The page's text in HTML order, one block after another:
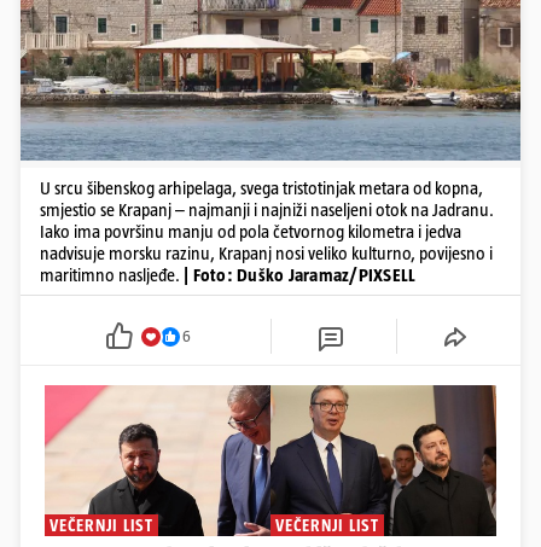
U srcu šibenskog arhipelaga, svega tristotinjak metara od kopna,
smjestio se Krapanj – najmanji i najniži naseljeni otok na Jadranu.
Iako ima površinu manju od pola četvornog kilometra i jedva
nadvisuje morsku razinu, Krapanj nosi veliko kulturno, povijesno i
maritimno nasljeđe.
| Foto: Duško Jaramaz/PIXSELL
6